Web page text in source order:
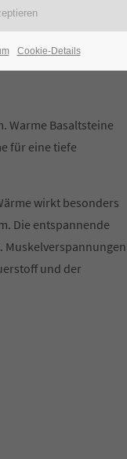
Warme Basaltsteine
für eine tiefe
wirkt besonders
Die entspannende
Muskelverspannungen
und der
Cookie-Details